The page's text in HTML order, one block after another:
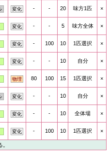
変化 - - 20 味方1匹 ×
変化 - - 5 味方全体 ×
変化 - 100 10 1匹選択 ×
変化 - - 10 自分 ×
物理 80 100 15 1匹選択 ×
変化 - - 10 自分 ×
変化 - - 10 全体場 ×
変化 - 100 10 1匹選択 ×